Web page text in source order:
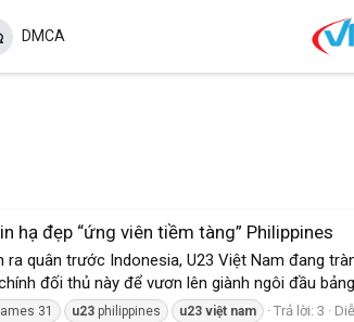
DMCA
hạ đẹp “ứng viên tiềm tàng” Philippines
ra quân trước Indonesia, U23 Việt Nam đang
đối thủ này để vươn lên giành ngôi đầu
31 u23 philippines u23 việt nam Trả lời: 3